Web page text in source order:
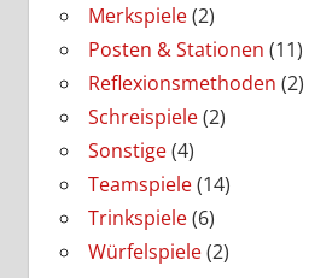
Merkspiele(2)
Posten & Stationen (11)
Reflexionsmethoden (2)
Schreispiele(2)
Sonstige(4)
Teamspiele(14)
Trinkspiele(6)
Würfelspiele(2)